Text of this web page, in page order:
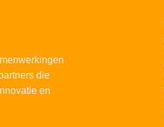
die
en